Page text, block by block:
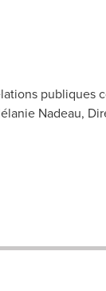
publiques
Nadeau,